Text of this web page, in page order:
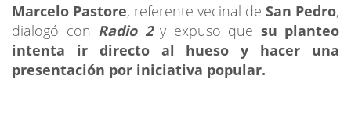
Marcelo Pastore, referente vecinal de San Pedro,
dialogó con Radio 2y expuso que su planteo
intenta ir directo al hueso y hacer una
presentación por iniciativa popular.